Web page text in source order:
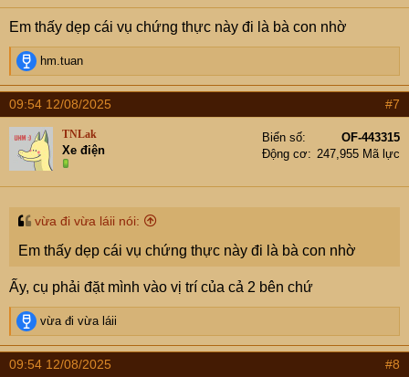
( e ở HN ạ )
Em thấy dẹp cái vụ chứng thực này đi là bà con nhờ
R
e
a
c
t
i
o
n
s
hm.tuan
09:54 12/08/2025 #7
TNLak
Xe điện
Biển số
OF-443315
Động cơ
247,955 Mã lực
vừa đi vừa láii nói:
Em thấy dẹp cái vụ chứng thực này đi là bà con nhờ
Ấy, cụ phải đặt mình vào vị trí của cả 2 bên chứ
R
e
a
c
vừa đi vừa láii
09:54 12/08/2025 #8